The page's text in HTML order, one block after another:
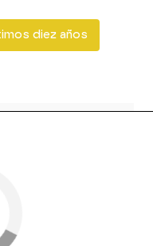
diez años